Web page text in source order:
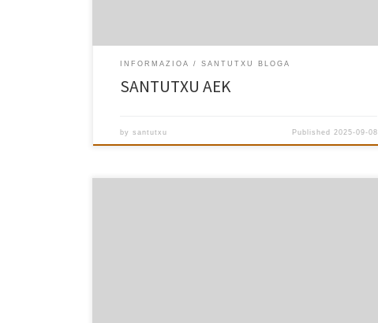
INFORMAZIOA SANTUTXU BLOGA
SANTUTXU AEK
bysantutxu Published 2025-09-08